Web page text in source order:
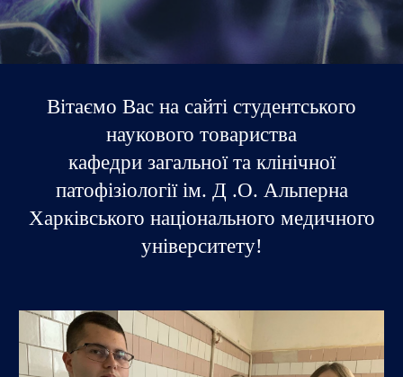
Вітаємо Вас на сайті студентського
наукового товариства
кафедри загальної та клінічної
патофізіології ім. Д .О. Альперна
Харківського національного медичного
університету!